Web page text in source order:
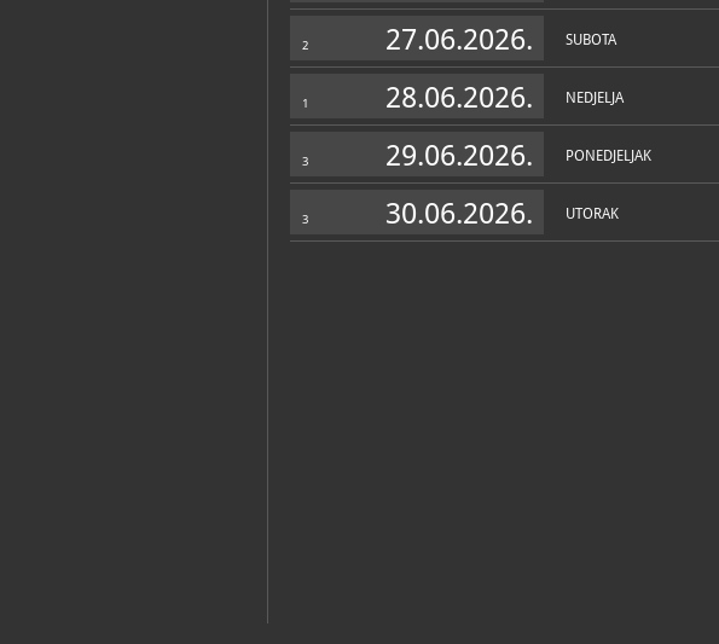
2 27.06.2026. SUBOTA
1 28.06.2026. NEDJELJA
3 29.06.2026. PONEDJELJAK
3 30.06.2026. UTORAK